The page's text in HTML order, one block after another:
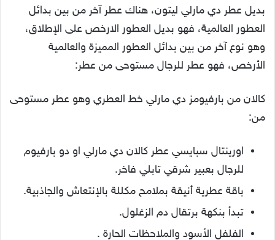
بديل عطر دي مارلي ليتون، هناك عطر آخر من بين بدائل
العطور العالمية، فهو بديل العطور الارخص على الإطلاق،
وهو نوع آخر من بين بدائل العطور المميزة والعالمية
الأرخص، فهو عطر للرجال مستوحى من عطر:
كالان من بارفيومز دي مارلي خط العطري وهو عطر مستوحى
من:
اورينتال سبايسي عطر كالان دي مارلي او دو بارفيوم
للرجال بعبير شرقي تابلي فاخر.
باقة عطرية أنيقة بملامح مكللة بالإنتعاش والجاذبية.
تبدأ بنكهة برتقال دم الزغلول.
الفلفل الأسود والملاحظات الحارة .